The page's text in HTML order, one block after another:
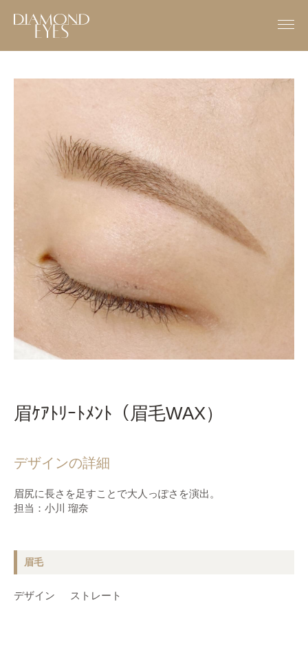
眉ｹｱﾄﾘｰﾄﾒﾝﾄ（眉毛WAX）
デザインの詳細
眉尻に長さを足すことで大人っぽさを演出。
担当：小川 瑠奈
眉毛
デザイン ストレート